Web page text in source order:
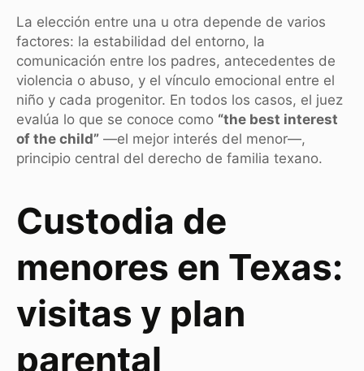
La elección entre una u otra depende de varios
factores: la estabilidad del entorno, la
comunicación entre los padres, antecedentes de
violencia o abuso, y el vínculo emocional entre el
niño y cada progenitor. En todos los casos, el juez
evalúa lo que se conoce como “the best interest
of the child” —el mejor interés del menor—,
principio central del derecho de familia texano.
Custodia de
menores en Texas:
visitas y plan
parental